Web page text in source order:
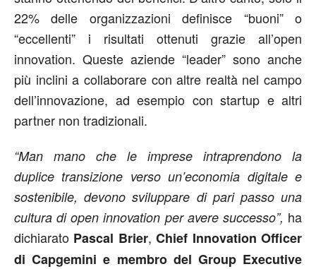
22% delle organizzazioni definisce “buoni” o
“eccellenti” i risultati ottenuti grazie all’open
innovation. Queste aziende “leader” sono anche
più inclini a collaborare con altre realtà nel campo
dell’innovazione, ad esempio con startup e altri
partner non tradizionali.
“Man mano che le imprese intraprendono la
duplice transizione verso un’economia digitale e
sostenibile, devono sviluppare di pari passo una
cultura di open innovation per avere successo”, ha
dichiarato Pascal Brier,Chief Innovation Officer
di Capgemini e membro del Group Executive